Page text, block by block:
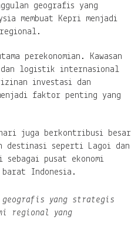
geografis yang
membuat Kepri menjadi
perekonomian. Kawasan
logistik internasional
investasi dan
menjadi faktor penting yang
juga berkontribusi besar
destinasi seperti Lagoi dan
sebagai pusat ekonomi
Indonesia.
geografis yang strategis
regional yang